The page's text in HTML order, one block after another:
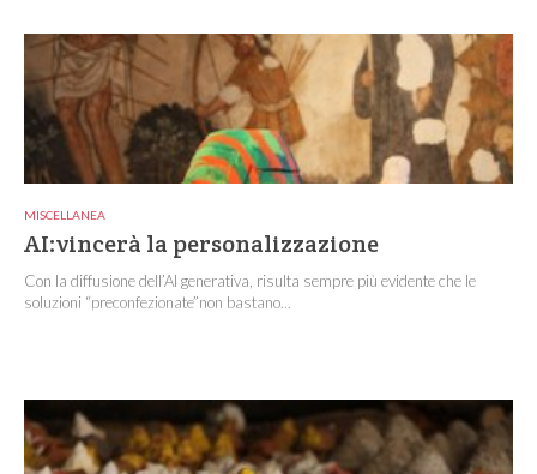
MISCELLANEA
AI:vincerà la personalizzazione
Con la diffusione dell’AI generativa, risulta sempre più evidente che le
soluzioni “preconfezionate”non bastano...